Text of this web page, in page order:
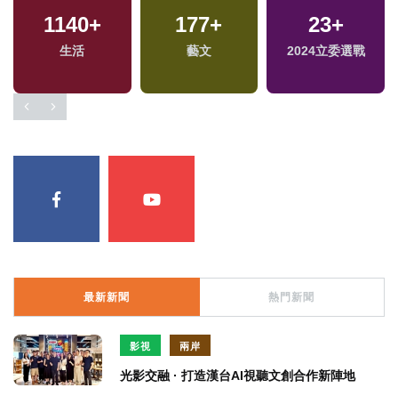
1140+
生活
177+
藝文
23+
2024立委選戰
最新新聞 熱門新聞
影視 兩岸
光影交融 · 打造漢台AI視聽文創合作新陣地